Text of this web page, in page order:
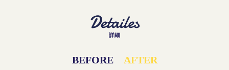
詳細
BEFORE AFTER